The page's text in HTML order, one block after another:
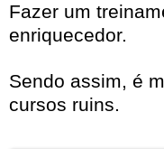
Fazer um
enriquecedor.
Sendo assim, é
cursos ruins.